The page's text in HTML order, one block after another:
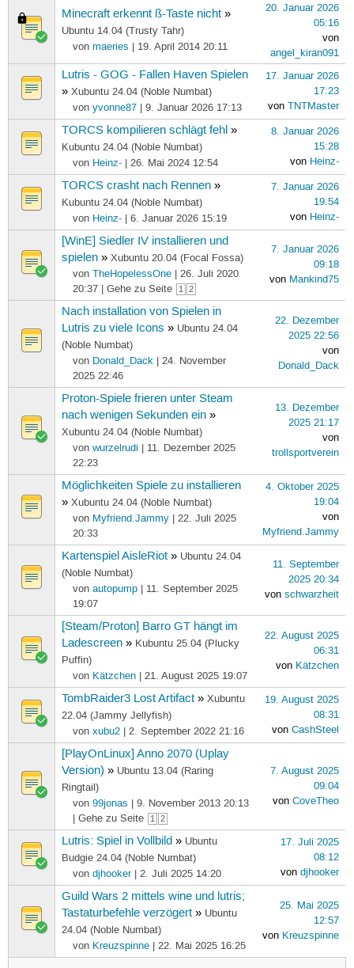
Minecraft erkennt ß-Taste nicht »
Ubuntu 14.04 (Trusty Tahr)
von maeries | 19. April 2014 20:11
20. Januar 2026
05:16
von
angel_kiran091
Lutris - GOG - Fallen Haven Spielen
»Xubuntu 24.04 (Noble Numbat)
von yvonne87| 9. Januar 2026 17:13
17. Januar 2026
17:23
von TNTMaster
TORCS kompilieren schlägt fehl »
Kubuntu 24.04 (Noble Numbat)
von Heinz-| 26. Mai 2024 12:54
8. Januar 2026
15:28
von Heinz-
TORCS crasht nach Rennen »
Kubuntu 24.04 (Noble Numbat)
von Heinz-| 6. Januar 2026 15:19
7. Januar 2026
19:54
von Heinz-
[WinE] Siedler IV installieren und
spielen »Xubuntu 20.04 (Focal Fossa)
von TheHopelessOne| 26. Juli 2020
20:37 | Gehe zu Seite
1 2
7. Januar 2026
09:18
von Mankind75
Nach installation von Spielen in
Lutris zu viele Icons » Ubuntu 24.04
(Noble Numbat)
von Donald_Dack| 24. November
2025 22:46
22. Dezember
2025 22:56
von
Donald_Dack
Proton-Spiele frieren unter Steam
nach wenigen Sekunden ein »
Xubuntu 24.04 (Noble Numbat)
von wurzelrudi | 11. Dezember 2025
22:23
13. Dezember
2025 21:17
von
trollsportverein
Möglichkeiten Spiele zu installieren
»Xubuntu 24.04 (Noble Numbat)
von Myfriend.Jammy| 22. Juli 2025
20:33
4. Oktober 2025
19:04
von
Myfriend.Jammy
Kartenspiel AisleRiot » Ubuntu 24.04
(Noble Numbat)
von autopump| 11. September 2025
19:07
11. September
2025 20:34
von schwarzheit
[Steam/Proton] Barro GT hängt im
Ladescreen » Kubuntu 25.04 (Plucky
Puffin)
von Kätzchen| 21. August 2025 19:07
22. August 2025
06:31
von Kätzchen
TombRaider3 Lost Artifact »Xubuntu
22.04 (Jammy Jellyfish)
von xubu2| 2. September 2022 21:16
19. August 2025
08:31
von CashSteel
[PlayOnLinux] Anno 2070 (Uplay
Version) » Ubuntu 13.04 (Raring
Ringtail)
von 99jonas | 9. November 2013 20:13
| Gehe zu Seite
1 2
7. August 2025
09:04
von CoveTheo
Lutris: Spiel in Vollbild » Ubuntu
Budgie 24.04 (Noble Numbat)
von djhooker| 2. Juli 2025 14:20
17. Juli 2025
08:12
von djhooker
Guild Wars 2 mittels wine und lutris;
Tastaturbefehle verzögert » Ubuntu
24.04 (Noble Numbat)
von Kreuzspinne| 22. Mai 2025 16:25
25. Mai 2025
12:57
von Kreuzspinne